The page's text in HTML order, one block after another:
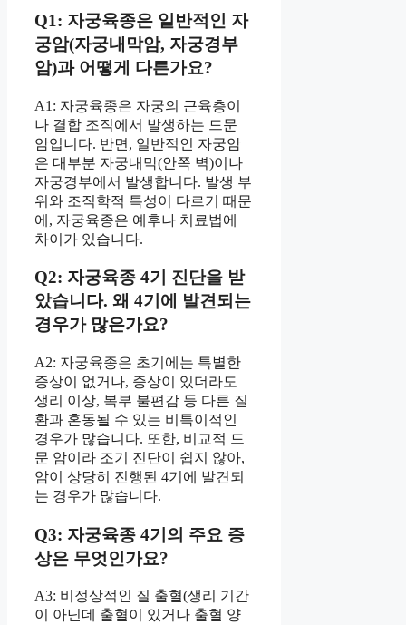
Q1: 자궁육종은 일반적인 자
궁암(자궁내막암, 자궁경부
암)과 어떻게 다른가요?
A1: 자궁육종은 자궁의 근육층이
나 결합 조직에서 발생하는 드문
암입니다. 반면, 일반적인 자궁암
은 대부분 자궁내막(안쪽 벽)이나
자궁경부에서 발생합니다. 발생 부
위와 조직학적 특성이 다르기 때문
에, 자궁육종은 예후나 치료법에
차이가 있습니다.
Q2: 자궁육종 4기 진단을 받
았습니다. 왜 4기에 발견되는
경우가 많은가요?
A2: 자궁육종은 초기에는 특별한
증상이 없거나, 증상이 있더라도
생리 이상, 복부 불편감 등 다른 질
환과 혼동될 수 있는 비특이적인
경우가 많습니다. 또한, 비교적 드
문 암이라 조기 진단이 쉽지 않아,
암이 상당히 진행된 4기에 발견되
는 경우가 많습니다.
Q3: 자궁육종 4기의 주요 증
상은 무엇인가요?
A3: 비정상적인 질 출혈(생리 기간
이 아닌데 출혈이 있거나 출혈 양